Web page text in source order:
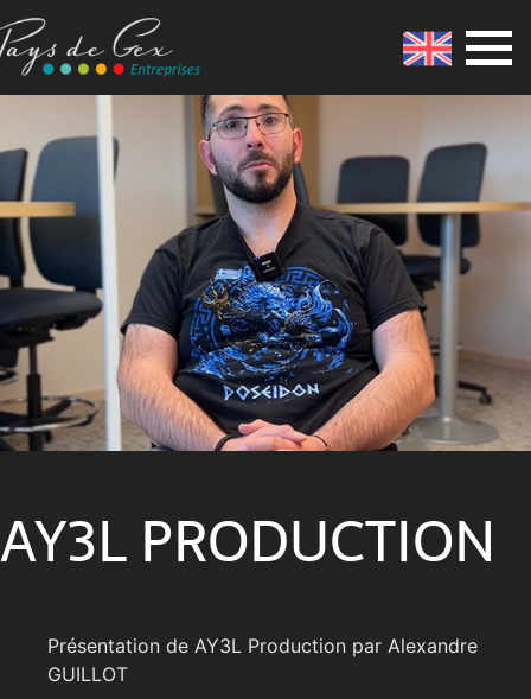
AY3L PRODUCTION
Présentation de AY3L Production par Alexandre
GUILLOT